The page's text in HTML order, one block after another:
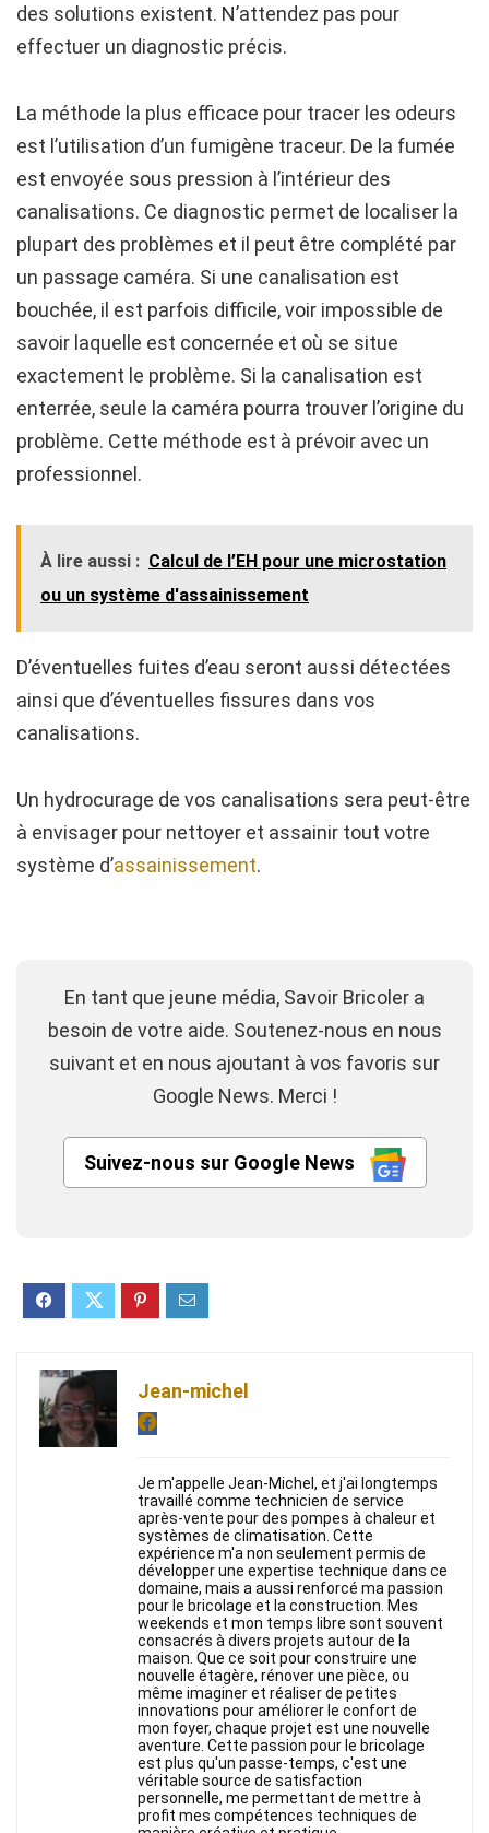
des solutions existent. N’attendez pas pour
effectuer un diagnostic précis.
La méthode la plus efficace pour tracer les odeurs
est l’utilisation d’un fumigène traceur. De la fumée
est envoyée sous pression à l’intérieur des
canalisations. Ce diagnostic permet de localiser la
plupart des problèmes et il peut être complété par
un passage caméra. Si une canalisation est
bouchée, il est parfois difficile, voir impossible de
savoir laquelle est concernée et où se situe
exactement le problème. Si la canalisation est
enterrée, seule la caméra pourra trouver l’origine du
problème. Cette méthode est à prévoir avec un
professionnel.
À lire aussi : Calcul de l’EH pour une microstation
ou un système d'assainissement
D’éventuelles fuites d’eau seront aussi détectées
ainsi que d’éventuelles fissures dans vos
canalisations.
Un hydrocurage de vos canalisations sera peut-être
à envisager pour nettoyer et assainir tout votre
système d’assainissement.
En tant que jeune média, Savoir Bricoler a
besoin de votre aide. Soutenez-nous en nous
suivant et en nous ajoutant à vos favoris sur
Google News. Merci !
Suivez-nous sur Google News
Jean-michel
Je m'appelle Jean-Michel, et j'ai longtemps
travaillé comme technicien de service
après-vente pour des pompes à chaleur et
systèmes de climatisation. Cette
expérience m'a non seulement permis de
développer une expertise technique dans ce
domaine, mais a aussi renforcé ma passion
pour le bricolage et la construction. Mes
weekends et mon temps libre sont souvent
consacrés à divers projets autour de la
maison. Que ce soit pour construire une
nouvelle étagère, rénover une pièce, ou
même imaginer et réaliser de petites
innovations pour améliorer le confort de
mon foyer, chaque projet est une nouvelle
aventure. Cette passion pour le bricolage
est plus qu'un passe-temps, c'est une
véritable source de satisfaction
personnelle, me permettant de mettre à
profit mes compétences techniques de